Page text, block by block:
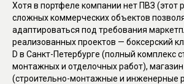
Хотя в портфеле компании нет ПВЗ (этот
сложных коммерческих объектов
адаптироваться под требования
реализованных проектов — боксерский
D в Санкт-Петербурге (полный комплекс
монтажных и отделочных работ), магазин
(строительно-монтажные и инженерные